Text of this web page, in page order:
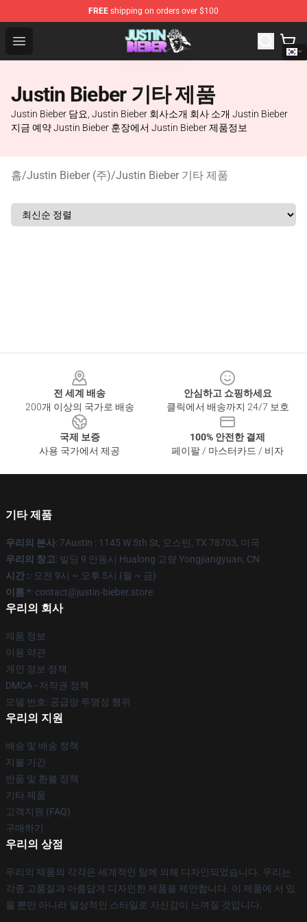
FREE shipping on orders over $100
Open menu
Justin Bieber Store - Official Justin Bieber Merchandise
Justin Bieber 기타 제품
Justin Bieber 담요, Justin Bieber 회사소개 회사 소개 Justin Bieber
지금 예약 Justin Bieber 훈장에서 Justin Bieber 제품정보
홈/Justin Bieber (주)/Justin Bieber 기타 제품
전 세계 배송
200개 이상의 국가로 배송
안심하고 쇼핑하세요
클릭에서 배송까지 24/7 보호
국제 보증
사용 국가에서 제공
100% 안전한 결제
페이팔 / 마스터카드 / 비자
기타 제품
우리의 본사: 7Austin : 1145 W 5th St, 오스틴, TX 78703, 미국
우리의 창고: 빌딩 9 안동시 Hualong 교량 Yongjiangyuan, CN
시간 :: 오전 9시 ~ 오후 5시 (월 ~ 금)
이름 *: contact@justin-bieber.store
우리의 회사
제품 정보
이용 약관
개인 정보 정책
DMCA - 저작권 정책
모델 번호: 공급망 투명성 행위
우리의 지원
배송 및 배송 정책
지불 기간
반품 및 환불 정책
기타 제품
고객지원 (FAQ)
구매하기
우리의 상점
우리의 제품의 각각은 세계적인 팀에 의해 디자인되었습니다. 우리는
각종 고품질과 아름답게 디자인한 제품을 제안합니다. 이 제품에 서 있
을 뿐만 아니라 일상적인 스타일로 자신감이 느껴질 것입니다.